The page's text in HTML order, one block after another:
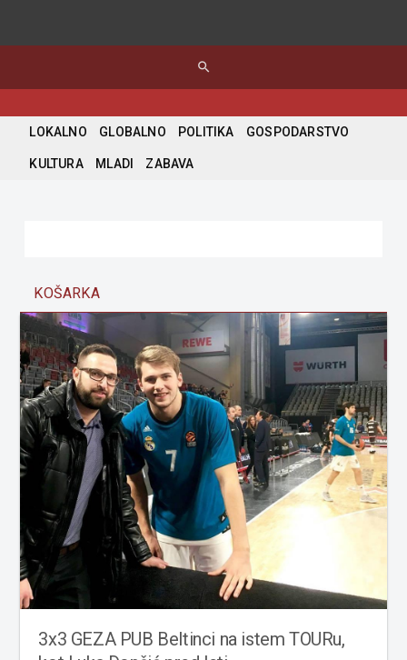
search
LOKALNO GLOBALNO POLITIKA GOSPODARSTVO
KULTURA MLADI ZABAVA
KOŠARKA
3x3 GEZA PUB Beltinci na istem TOURu,